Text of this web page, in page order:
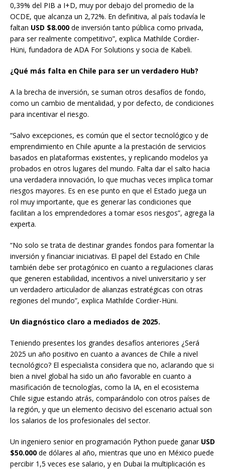
0,39% del PIB a I+D, muy por debajo del promedio de la
OCDE, que alcanza un 2,72%. En definitiva, al país todavía le
faltan USD $8.000 de inversión tanto pública como privada,
para ser realmente competitivo”, explica Mathilde Cordier-
Hüni, fundadora de ADA For Solutions y socia de Kabeli.
¿Qué más falta en Chile para ser un verdadero Hub?
A la brecha de inversión, se suman otros desafíos de fondo,
como un cambio de mentalidad, y por defecto, de condiciones
para incentivar el riesgo.
“Salvo excepciones, es común que el sector tecnológico y de
emprendimiento en Chile apunte a la prestación de servicios
basados en plataformas existentes, y replicando modelos ya
probados en otros lugares del mundo. Falta dar el salto hacia
una verdadera innovación, lo que muchas veces implica tomar
riesgos mayores. Es en ese punto en que el Estado juega un
rol muy importante, que es generar las condiciones que
facilitan a los emprendedores a tomar esos riesgos”, agrega la
experta.
“No solo se trata de destinar grandes fondos para fomentar la
inversión y financiar iniciativas. El papel del Estado en Chile
también debe ser protagónico en cuanto a regulaciones claras
que generen estabilidad, incentivos a nivel universitario y ser
un verdadero articulador de alianzas estratégicas con otras
regiones del mundo”, explica Mathilde Cordier-Hüni.
Un diagnóstico claro a mediados de 2025.
Teniendo presentes los grandes desafíos anteriores ¿Será
2025 un año positivo en cuanto a avances de Chile a nivel
tecnológico? El especialista considera que no, aclarando que si
bien a nivel global ha sido un año favorable en cuanto a
masificación de tecnologías, como la IA, en el ecosistema
Chile sigue estando atrás, comparándolo con otros países de
la región, y que un elemento decisivo del escenario actual son
los salarios de los profesionales del sector.
Un ingeniero senior en programación Python puede ganar USD
$50.000 de dólares al año, mientras que uno en México puede
percibir 1,5 veces ese salario, y en Dubai la multiplicación es